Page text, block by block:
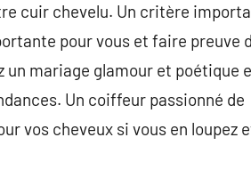
cuir chevelu. Un critère
pour vous et faire preuve
mariage glamour et poétique
Un coiffeur passionné de
vos cheveux si vous en loupez